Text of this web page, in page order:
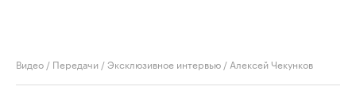
Видео / Передачи /Эксклюзивное интервью / Алексей Чекунков